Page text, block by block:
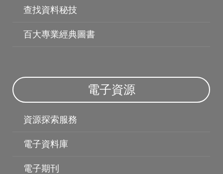
查找資料秘技
百大專業經典圖書
電子資源
資源探索服務
電子資料庫
電子期刊